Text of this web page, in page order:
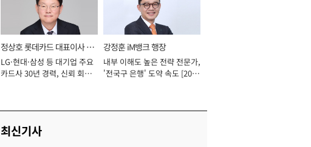
정상호 롯데카드 대표이사 사
장
LG·현대·삼성 등 대기업 주요
카드사 30년 경력, 신뢰 회복
강정훈 iM뱅크 행장
내부 이해도 높은 전략 전문가,
'전국구 은행' 도약 속도 [2026
최신기사